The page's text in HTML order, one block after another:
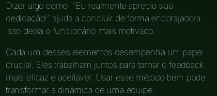
Dizer algo como: “Eu realmente aprecio sua
dedicação!” ajuda a concluir de forma encorajadora.
Isso deixa o funcionário mais motivado.
Cada um desses elementos desempenha um papel
crucial. Eles trabalham juntos para tornar o feedback
mais eficaz e aceitável. Usar esse método bem pode
transformar a dinâmica de uma equipe.